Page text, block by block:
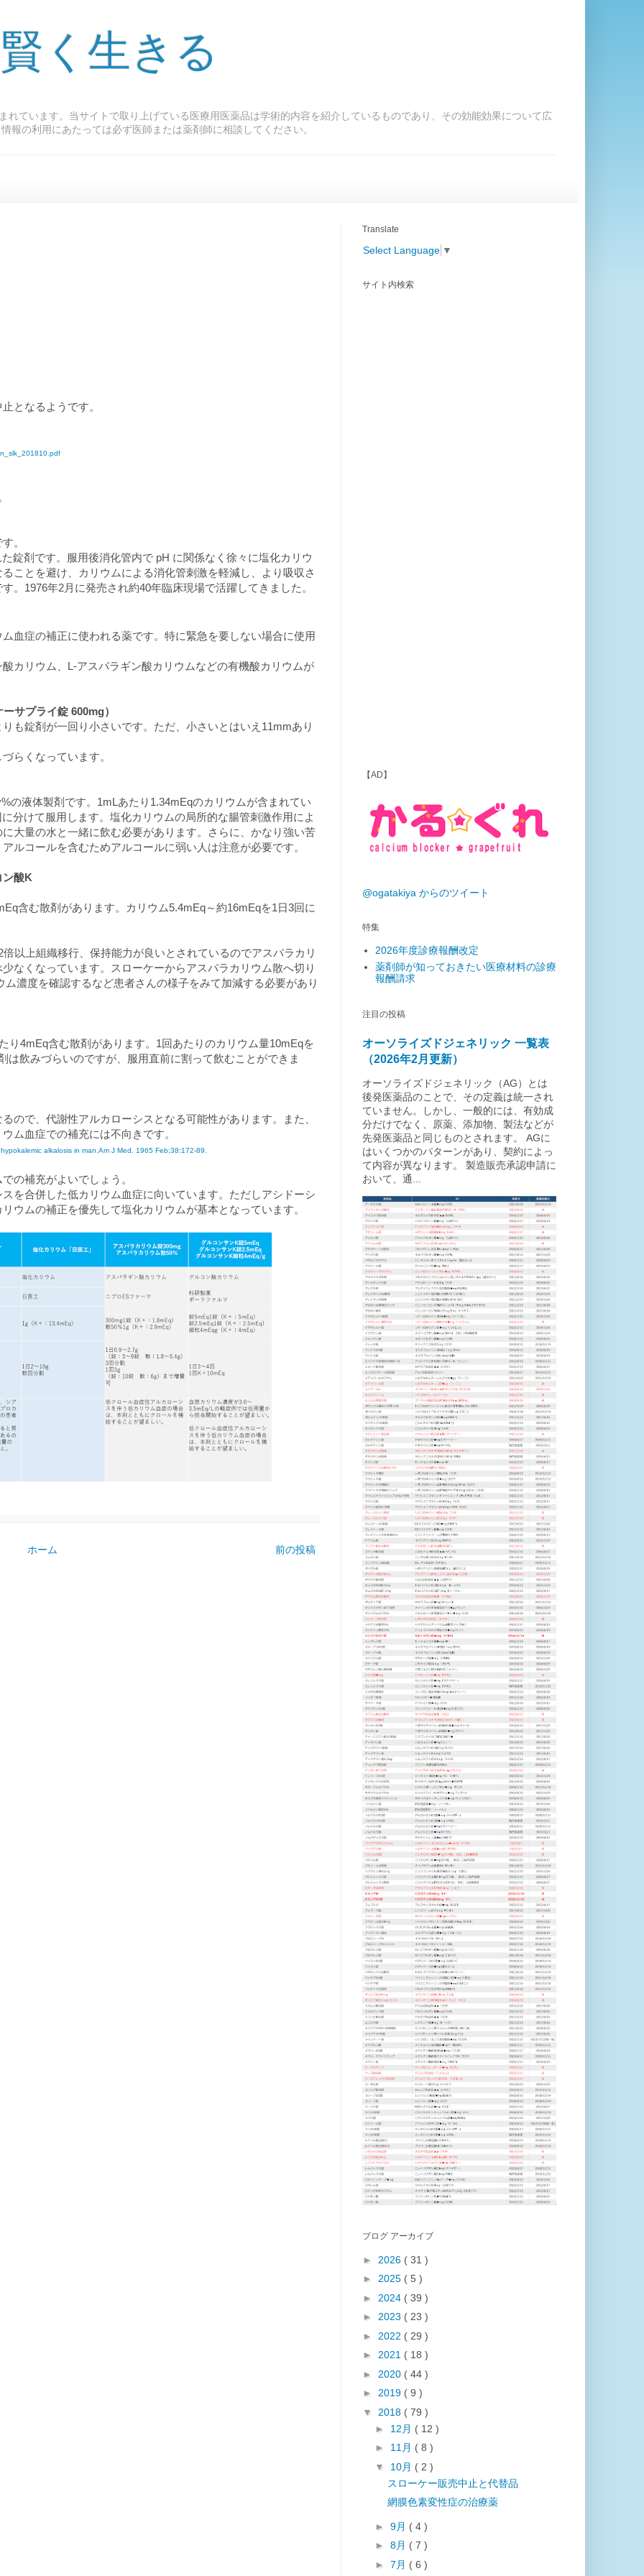
く生きる
れています。当サイトで取り上げている医療用医薬品は学術的内容を紹介しているものであり、その効能効果について広
報の利用にあたっては必ず医師または薬剤師に相談してください。
となるようです。
。
錠剤です。服用後消化管内で pH に関係なく徐々に塩化カリウ
ことを避け、カリウムによる消化管刺激を軽減し、より吸収さ
。1976年2月に発売され約40年臨床現場で活躍してきました。
血症の補正に使われる薬です。特に緊急を要しない場合に使用
カリウム、L-アスパラギン酸カリウムなどの有機酸カリウムが
サプライ錠 600mg）
も錠剤が一回り小さいです。ただ、小さいとはいえ11mmあり
らくなっています。
の液体製剤です。1mLあたり1.34mEqのカリウムが含まれてい
分けて服用します。塩化カリウムの局所的な腸管刺激作用によ
大量の水と一緒に飲む必要があります。さらに、かなり強い苦
ルコールを含むためアルコールに弱い人は注意が必要です。
ン酸K
含む散剤があります。カリウム5.4mEq～約16mEqを1日3回に
以上組織移行、保持能力が良いとされているのでアスパラカリ
なくなっています。スローケーからアスパラカリウム散へ切り
濃度を確認するなど患者さんの様子をみて加減する必要があり
り4mEq含む散剤があります。1回あたりのカリウム量10mEqを
は飲みづらいのですが、服用直前に割って飲むことができま
ので、代謝性アルカローシスとなる可能性があります。また、
ム血症での補充には不向きです。
alkalosis in man.Am J Med. 1965 Feb;38:172-89.
の補充がよいでしょう。
を合併した低カリウム血症に向いています。ただしアシドーシ
ウムの補正を優先して塩化カリウムが基本となっています。
前の投稿
ホーム
Translate
Select Language ▼
サイト内検索
【AD】
@ogatakiya からのツイート
特集
2026年度診療報酬改定
薬剤師が知っておきたい医療材料の診療
報酬請求
注目の投稿
オーソライズドジェネリック 一覧表
（2026年2月更新）
オーソライズドジェネリック（AG）とは
後発医薬品のことで、その定義は統一され
ていません。しかし、一般的には、有効成
分だけでなく、原薬、添加物、製法などが
先発医薬品と同じものとされます。 AGに
はいくつかのパターンがあり、契約によっ
て内容が異なります。 製造販売承認申請に
おいて、通...
ブログ アーカイブ
► 2026 ( 31 )
► 2025 ( 5 )
► 2024 ( 39 )
► 2023 ( 23 )
► 2022 ( 29 )
► 2021 ( 18 )
► 2020 ( 44 )
► 2019 ( 9 )
▼ 2018 ( 79 )
► 12月 ( 12 )
► 11月 ( 8 )
▼ 10月 ( 2 )
スローケー販売中止と代替品
網膜色素変性症の治療薬
► 9月 ( 4 )
► 8月 ( 7 )
► 7月 ( 6 )